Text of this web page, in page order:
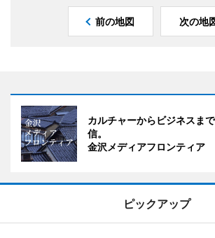
前の地図 次の地
カルチャーからビジネスま
信。
金沢メディアフロンティア
ピックアップ